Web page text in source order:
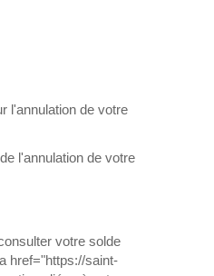
l'annulation de votre
l'annulation de votre
votre solde
href="https://saint-